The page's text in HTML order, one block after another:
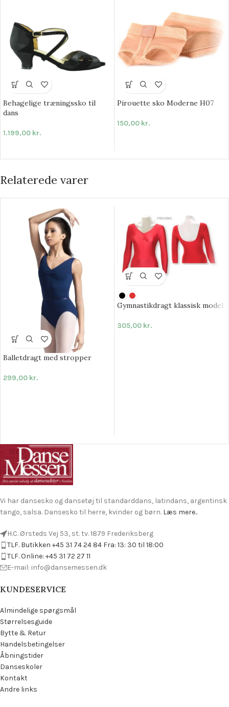
Behagelige træningssko til
dans
1.199,00 kr.
Pirouette sko Moderne H07
150,00 kr.
Relaterede varer
Balletdragt med stropper
299,00 kr.
Gymnastikdragt klassisk model
305,00 kr.
Vi har dansesko og dansetøj til standarddans, latindans, argentinsk
tango, salsa. Dansesko til herre, kvinder og børn. Læs mere..
H.C. Ørsteds Vej 53, st. tv. 1879 Frederiksberg
TLF. Butikken +45 31 74 24 84 Fra: 13: 30 til 18:00
TLF. Online: +45 31 72 27 11
E-mail: info@dansemessen.dk
KUNDESERVICE
Almindelige spørgsmål
Størrelsesguide
Bytte & Retur
Handelsbetingelser
Åbningstider
Danseskoler
Kontakt
Andre links